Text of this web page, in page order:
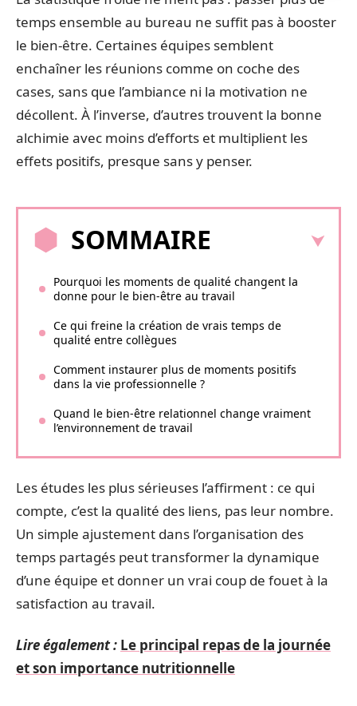
temps ensemble au bureau ne suffit pas à booster
le bien-être. Certaines équipes semblent
enchaîner les réunions comme on coche des
cases, sans que l’ambiance ni la motivation ne
décollent. À l’inverse, d’autres trouvent la bonne
alchimie avec moins d’efforts et multiplient les
effets positifs, presque sans y penser.
SOMMAIRE
Pourquoi les moments de qualité changent la
donne pour le bien-être au travail
Ce qui freine la création de vrais temps de
qualité entre collègues
Comment instaurer plus de moments positifs
dans la vie professionnelle ?
Quand le bien-être relationnel change vraiment
l’environnement de travail
Les études les plus sérieuses l’affirment : ce qui
compte, c’est la qualité des liens, pas leur nombre.
Un simple ajustement dans l’organisation des
temps partagés peut transformer la dynamique
d’une équipe et donner un vrai coup de fouet à la
satisfaction au travail.
Lire également : Le principal repas de la journée
et son importance nutritionnelle